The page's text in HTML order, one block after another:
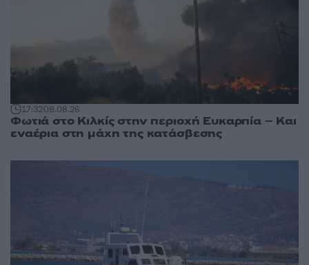
17:3208.08.26
Φωτιά στο Κιλκίς στην περιοχή Ευκαρπία – Και
εναέρια στη μάχη της κατάσβεσης